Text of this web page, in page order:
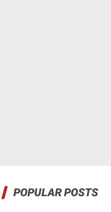
POPULAR POSTS